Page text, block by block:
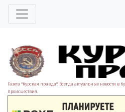
Газета "Курская правда". Всегда актуальные новости в
происшествия.